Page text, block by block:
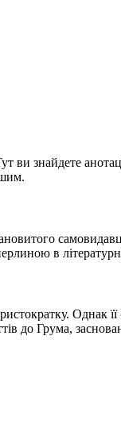
ви знайдете
в
до Грума,